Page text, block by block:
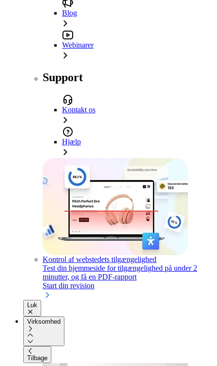
Blog
Webinarer
Support
Kontakt os
Hjælp
Kontrol af webstedets tilgængelighed
Test din hjemmeside for tilgængelighed på under 2
minutter, og få en PDF-rapport
Start din revision
Luk
Virksomhed
Tilbage